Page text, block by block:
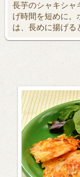
長芋のシャキシャ
げ時間を短めに。
は、長めに揚げる